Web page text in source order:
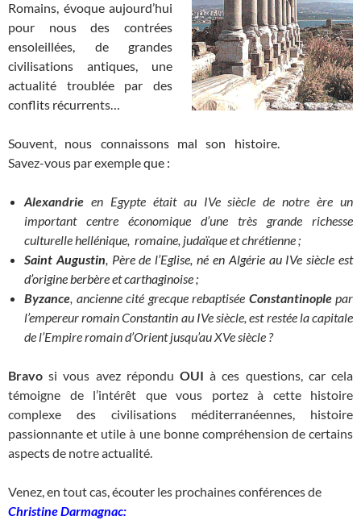
Romains, évoque aujourd’hui
pour nous des contrées
ensoleillées, de grandes
civilisations antiques, une
actualité troublée par des
conflits récurrents…
Souvent, nous connaissons mal son histoire.
Savez-vous par exempleque :
Alexandrie en Egypte était au IVe siècle de notre ère un
important centre économique d’une très grande richesse
culturelle hellénique, romaine, judaïque et chrétienne ;
Saint Augustin, Père de l’Eglise, né en Algérie au IVe siècle est
d’origine berbère et carthaginoise ;
Byzance, ancienne cité grecque rebaptisée Constantinoplepar
l’empereur romain Constantin au IVe siècle, est restée la capitale
de l’Empire romain d’Orient jusqu’au XVe siècle ?
Bravo si vous avez répondu OUI à ces questions, car cela
témoigne de l’intérêt que vous portez à cette histoire
complexe des civilisations méditerranéennes, histoire
passionnante et utile à une bonne compréhension de certains
aspects de notre actualité.
Venez, en tout cas, écouter les prochaines conférences de
Christine Darmagnac: